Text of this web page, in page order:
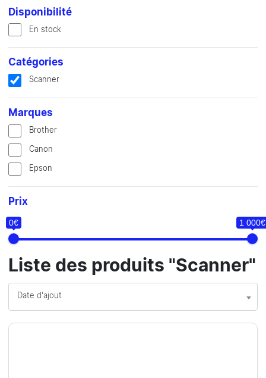
Disponibilité
En stock
Catégories
Scanner
Marques
Brother
Canon
Epson
Prix
0€ 1 000€
Liste des produits "Scanner"
Date d'ajout